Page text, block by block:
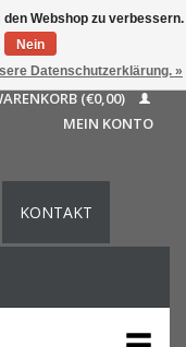
Nederlands
Français
English (US)
(€0,00)
MEIN KONTO
KONTAKT
Webshop zu verbessern.
Nein
Datenschutzerklärung. »